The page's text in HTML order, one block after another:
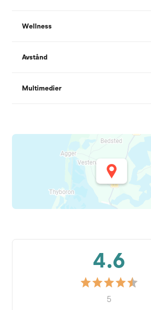
Wellness
Avstånd
Multimedier
4.6
5